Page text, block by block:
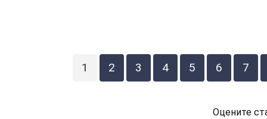
1 2 3 4 5 6 7
Оцените